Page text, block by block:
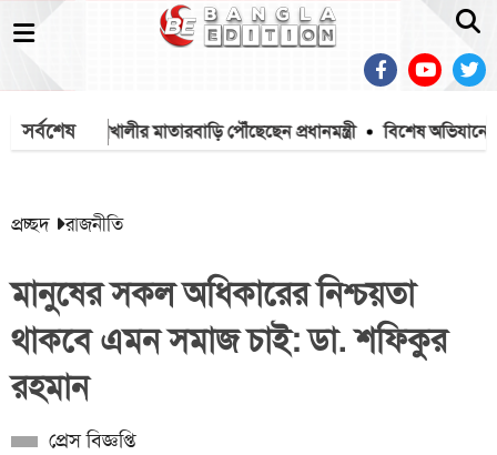
সর্বশেষ
মহেশখালীর মাতারবাড়ি পৌঁছেছেন প্রধানমন্ত্রী বিশেষ অভিযানে
প্রচ্ছদ রাজনীতি
মানুষের সকল অধিকারের নিশ্চয়তা
থাকবে এমন সমাজ চাই: ডা. শফিকুর
রহমান
প্রেস বিজ্ঞপ্তি